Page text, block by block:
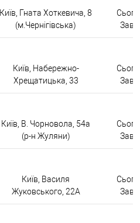
Київ, Гната Хоткевича, 8
(м.Чернігівська)
Київ, Набережно-
Хрещатицька, 33
Київ, В. Чорновола, 54а
(р-н Жуляни)
Київ, Василя
Жуковського, 22А